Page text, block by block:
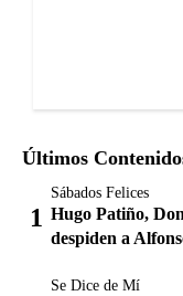
Últimos
Sábados Felices
Hugo Patiño,
despiden a
Se Dice de Mí